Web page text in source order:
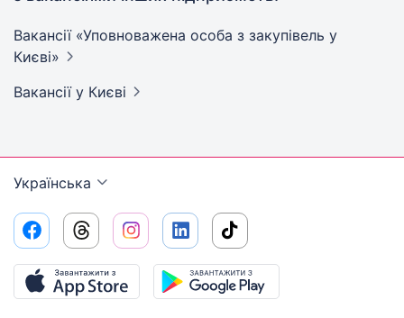
Вакансії «Уповноважена особа з закупівель у
Києві»
Вакансії у Києві
Українська